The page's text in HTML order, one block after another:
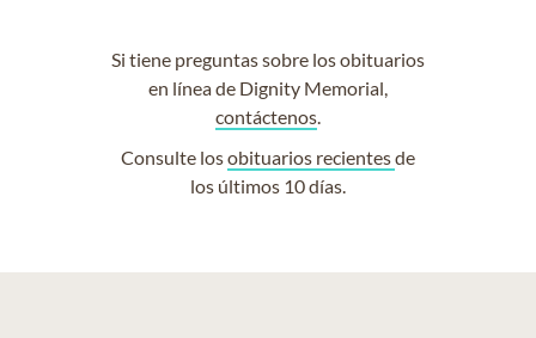
Si tiene preguntas sobre los obituarios
en línea de Dignity Memorial,
contáctenos.
Consulte losobituarios recientesde
los últimos 10 días.